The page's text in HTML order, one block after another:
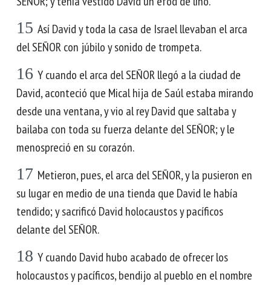
15 Así David y toda la casa de Israel llevaban el arca
del SEÑOR con júbilo y sonido de trompeta.
16 Y cuando el arca del SEÑOR llegó a la ciudad de
David, aconteció que Mical hija de Saúl estaba mirando
desde una ventana, y vio al rey David que saltaba y
bailaba con toda su fuerza delante del SEÑOR; y le
menospreció en su corazón.
17 Metieron, pues, el arca del SEÑOR, y la pusieron en
su lugar en medio de una tienda que David le había
tendido; y sacrificó David holocaustos y pacíficos
delante del SEÑOR.
18 Y cuando David hubo acabado de ofrecer los
holocaustos y pacíficos, bendijo al pueblo en el nombre